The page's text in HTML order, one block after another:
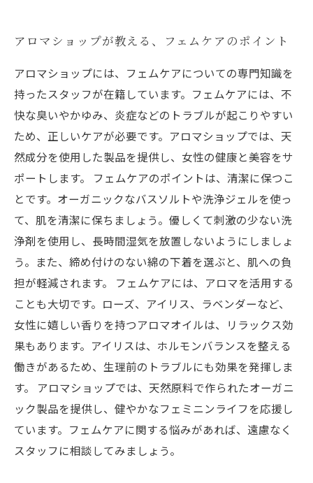
アロマショップが教える、フェムケアのポイント
アロマショップには、フェムケアについての専門知識を
持ったスタッフが在籍しています。フェムケアには、不
快な臭いやかゆみ、炎症などのトラブルが起こりやすい
ため、正しいケアが必要です。アロマショップでは、天
然成分を使用した製品を提供し、女性の健康と美容をサ
ポートします。 フェムケアのポイントは、清潔に保つこ
とです。オーガニックなバスソルトや洗浄ジェルを使っ
て、肌を清潔に保ちましょう。優しくて刺激の少ない洗
浄剤を使用し、長時間湿気を放置しないようにしましょ
う。また、締め付けのない綿の下着を選ぶと、肌への負
担が軽減されます。 フェムケアには、アロマを活用する
ことも大切です。ローズ、アイリス、ラベンダーなど、
女性に嬉しい香りを持つアロマオイルは、リラックス効
果もあります。アイリスは、ホルモンバランスを整える
働きがあるため、生理前のトラブルにも効果を発揮しま
す。 アロマショップでは、天然原料で作られたオーガニ
ック製品を提供し、健やかなフェミニンライフを応援し
ています。フェムケアに関する悩みがあれば、遠慮なく
スタッフに相談してみましょう。